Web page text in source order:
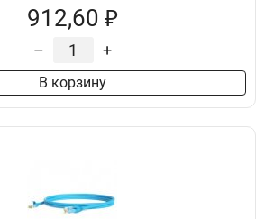
912,60 ₽
– +
В корзину